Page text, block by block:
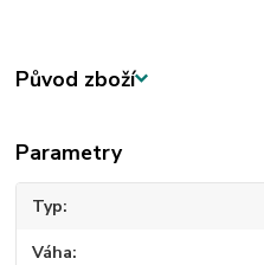
Původ zboží
Parametry
Typ
Váha